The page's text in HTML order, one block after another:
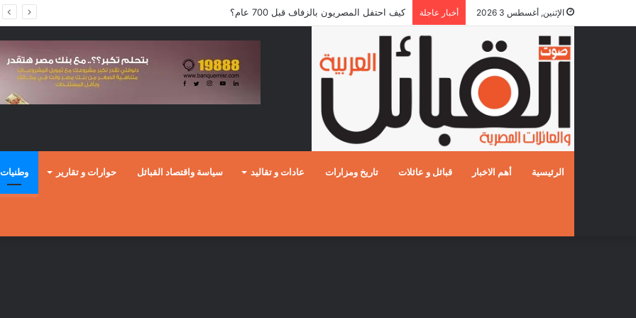
الإثنين, أغسطس 3 2026 أخبار عاجلة كيف احتفل المصريون بالزفاف قبل 700 عام؟
الرئيسية أهم الاخبار قبائل و عائلات تاريخ ومزارات عادات و تقاليد سياسة واقتصاد القبائل حوارات و تقارير وطنيات